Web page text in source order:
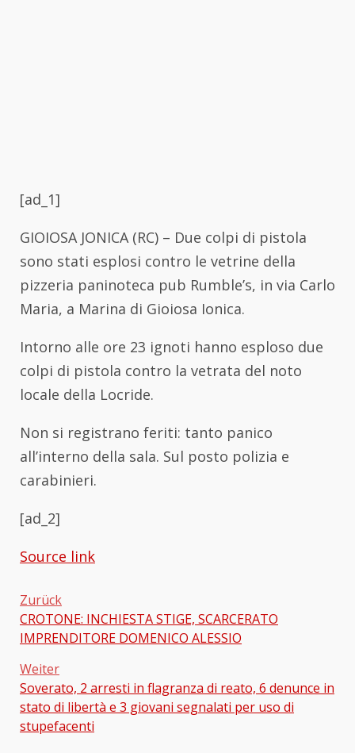
[ad_1]
GIOIOSA JONICA (RC) – Due colpi di pistola
sono stati esplosi contro le vetrine della
pizzeria paninoteca pub Rumble’s, in via Carlo
Maria, a Marina di Gioiosa Ionica.
Intorno alle ore 23 ignoti hanno esploso due
colpi di pistola contro la vetrata del noto
locale della Locride.
Non si registrano feriti: tanto panico
all’interno della sala. Sul posto polizia e
carabinieri.
[ad_2]
Source link
Beitragsnavigation
Zurück
CROTONE: INCHIESTA STIGE, SCARCERATO
IMPRENDITORE DOMENICO ALESSIO
Weiter
Soverato, 2 arresti in flagranza di reato, 6 denunce in
stato di libertà e 3 giovani segnalati per uso di
stupefacenti